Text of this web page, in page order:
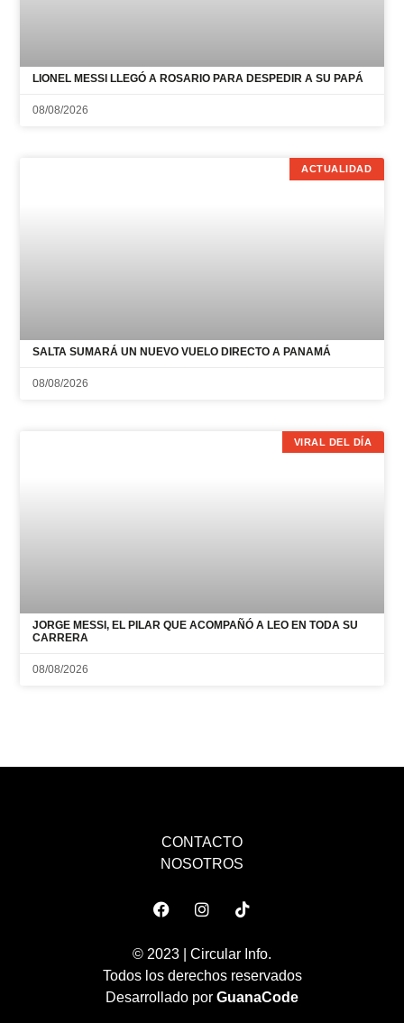
LIONEL MESSI LLEGÓ A ROSARIO PARA DESPEDIR A SU PAPÁ
08/08/2026
ACTUALIDAD
SALTA SUMARÁ UN NUEVO VUELO DIRECTO A PANAMÁ
08/08/2026
VIRAL DEL DÍA
JORGE MESSI, EL PILAR QUE ACOMPAÑÓ A LEO EN TODA SU
CARRERA
08/08/2026
CONTACTO
NOSOTROS
© 2023 | Circular Info.
Todos los derechos reservados
Desarrollado por GuanaCode